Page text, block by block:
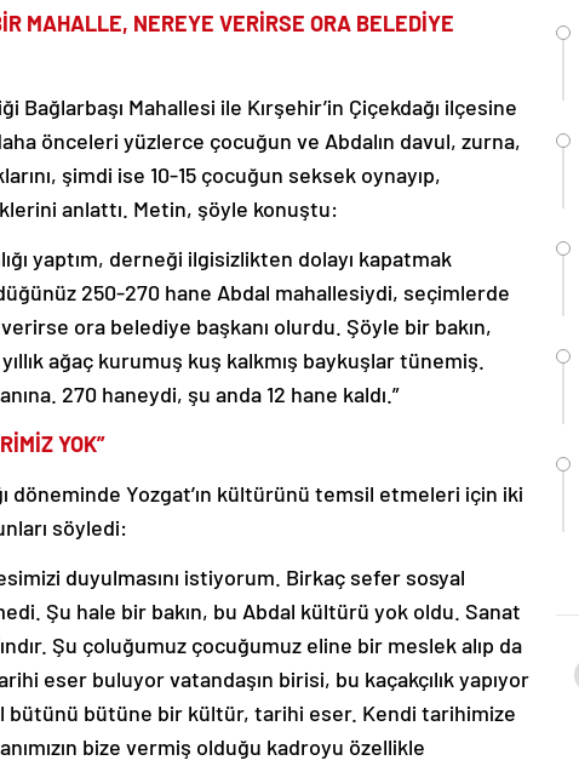
MAHALLE, NEREYE VERİRSE ORA BELEDİYE
Mahallesi ile Kırşehir’in Çiçekdağı ilçesine
önceleri yüzlerce çocuğun ve Abdalın davul, zurna,
şimdi ise 10-15 çocuğun seksek oynayıp,
anlattı. Metin, şöyle konuştu:
yaptım, derneği ilgisizlikten dolayı kapatmak
250-270 hane Abdal mahallesiydi, seçimlerde
ora belediye başkanı olurdu. Şöyle bir bakın,
ağaç kurumuş kuş kalkmış baykuşlar tünemiş.
270 haneydi, şu anda 12 hane kaldı.”
YOK”
döneminde Yozgat’ın kültürünü temsil etmeleri için iki
söyledi:
duyulmasını istiyorum. Birkaç sefer sosyal
Şu hale bir bakın, bu Abdal kültürü yok oldu. Sanat
Şu çoluğumuz çocuğumuz eline bir meslek alıp da
eser buluyor vatandaşın birisi, bu kaçakçılık yapıyor
bütünü bütüne bir kültür, tarihi eser. Kendi tarihimize
bize vermiş olduğu kadroyu özellikle